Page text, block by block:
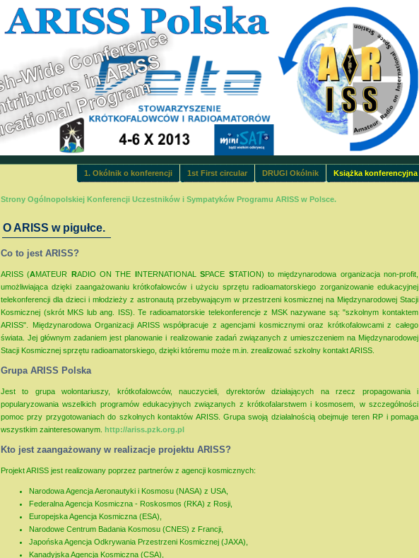
1. Okólnik o konferencji 1st First circular DRUGI Okólnik Książka konferencyjna
Strony Ogólnopolskiej Konferencji Uczestników i Sympatyków Programu ARISS w Polsce.
O ARISS w pigułce.
Co to jest ARISS?
ARISS (AMATEUR RADIO ON THE INTERNATIONALSPACE STATION) to międzynarodowa organizacja non-profit,
umożliwiająca dzięki zaangażowaniu krótkofalowców i użyciu sprzętu radioamatorskiego zorganizowanie edukacyjnej
telekonferencji dla dzieci i młodzieży z astronautą przebywającym w przestrzeni kosmicznej na Międzynarodowej Stacji
Kosmicznej (skrót MKS lub ang. ISS). Te radioamatorskie telekonferencje z MSK nazywane są: "szkolnym kontaktem
ARISS". Międzynarodowa Organizacji ARISS współpracuje z agencjami kosmicznymi oraz krótkofalowcami z całego
świata. Jej głównym zadaniem jest planowanie i realizowanie zadań związanych z umieszczeniem na Międzynarodowej
Stacji Kosmicznej sprzętu radioamatorskiego, dzięki któremu może m.in. zrealizować szkolny kontakt ARISS.
Grupa ARISS Polska
Jest to grupa wolontariuszy, krótkofalowców, nauczycieli, dyrektorów działających na rzecz propagowania i
popularyzowania wszelkich programów edukacyjnych związanych z krótkofalarstwem i kosmosem, w szczególności
pomoc przy przygotowaniach do szkolnych kontaktów ARISS. Grupa swoją działalnością obejmuje teren RP i pomaga
wszystkim zainteresowanym. http://ariss.pzk.org.pl
Kto jest zaangażowany w realizacje projektu ARISS?
Projekt ARISS jest realizowany poprzez partnerów z agencji kosmicznych:
Narodowa Agencja Aeronautyki i Kosmosu (NASA) z USA,
Federalna Agencja Kosmiczna - Roskosmos (RKA) z Rosji,
Europejska Agencja Kosmiczna (ESA),
Narodowe Centrum Badania Kosmosu (CNES) z Francji,
Japońska Agencja Odkrywania Przestrzeni Kosmicznej (JAXA),
Kanadyjska Agencja Kosmiczna (CSA),